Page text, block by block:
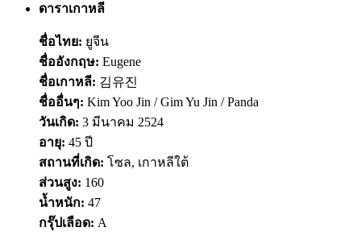
ดาราเกาหลี
ชื่อไทย: ยูจีน
ชื่ออังกฤษ: Eugene
ชื่อเกาหลี: 김유진
ชื่ออื่นๆ: Kim Yoo Jin / Gim Yu Jin / Panda
วันเกิด: 3 มีนาคม 2524
อายุ: 45 ปี
สถานที่เกิด: โซล, เกาหลีใต้
ส่วนสูง: 160
น้ำหนัก: 47
กรุ๊ปเลือด: A